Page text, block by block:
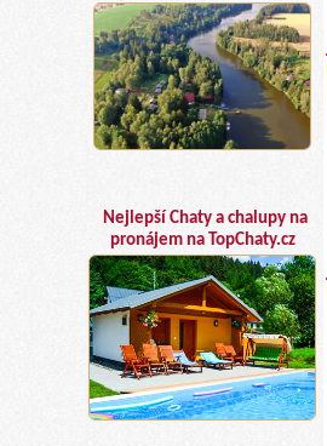
Nejlepší Chaty a chalupy na
pronájem na TopChaty.cz